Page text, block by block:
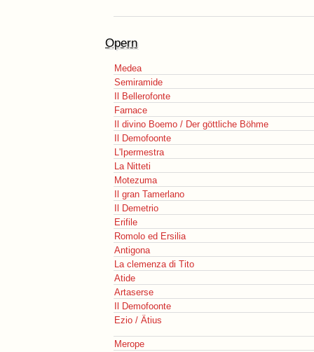
Opern
Medea
Semiramide
Il Bellerofonte
Farnace
Il divino Boemo / Der göttliche Böhme
Il Demofoonte
L'Ipermestra
La Nitteti
Motezuma
Il gran Tamerlano
Il Demetrio
Erifile
Romolo ed Ersilia
Antigona
La clemenza di Tito
Atide
Artaserse
Il Demofoonte
Ezio / Ätius
Merope